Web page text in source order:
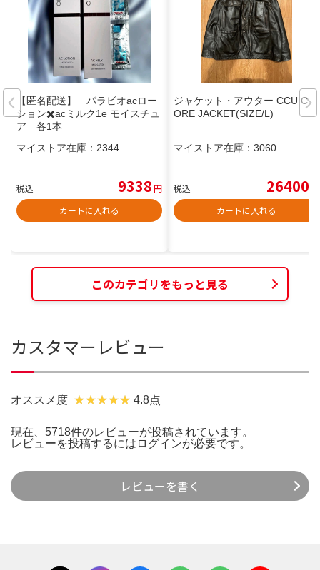
【匿名配送】 パラビオacロー
ション✖️acミルク1e モイスチュ
ア 各1本
マイストア在庫： 2344
税込 9338円
カートに入れる
ジャケット・アウター CCU CH
ORE JACKET(SIZE/L)
マイストア在庫： 3060
税込 26400
カートに入れる
このカテゴリをもっと見る
カスタマーレビュー
オススメ度 4.8点
現在、5718件のレビューが投稿されています。
レビューを投稿するには ログインが必要です。
レビューを書く